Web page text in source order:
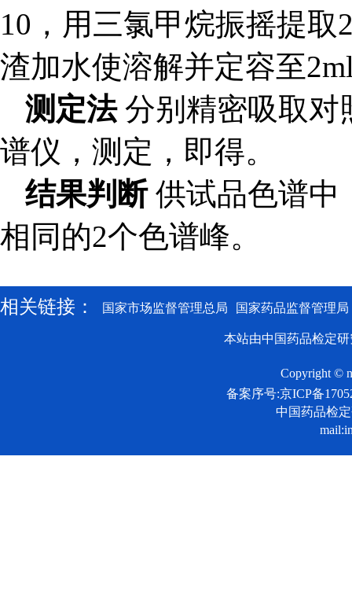
10，用三氯甲烷振摇提
渣加水使溶解并定容至
测定法分别精密吸取对
谱仪，测定，即得。
结果判断供试品色谱中
相同的2个色谱峰。
相关链接： 国家市场监督管理总局 国家药品监督管理局
本站由中国药品检定
Copyright ©
备案序号:京ICP备
中国药品检